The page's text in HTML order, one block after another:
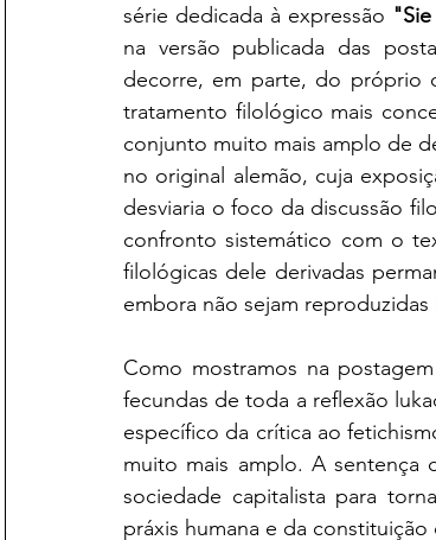
série dedicada à expressão
na versão publicada das
decorre, em parte, do próprio
tratamento filológico mais
conjunto muito mais amplo de
no original alemão, cuja
desviaria o foco da discussão
confronto sistemático com o
filológicas dele derivadas
embora não sejam
Como mostramos na
fecundas de toda a reflexão
específico da crítica ao
muito mais amplo. A sentença
sociedade capitalista para
práxis humana e da constituição